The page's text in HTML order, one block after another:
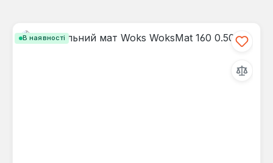
В наявності